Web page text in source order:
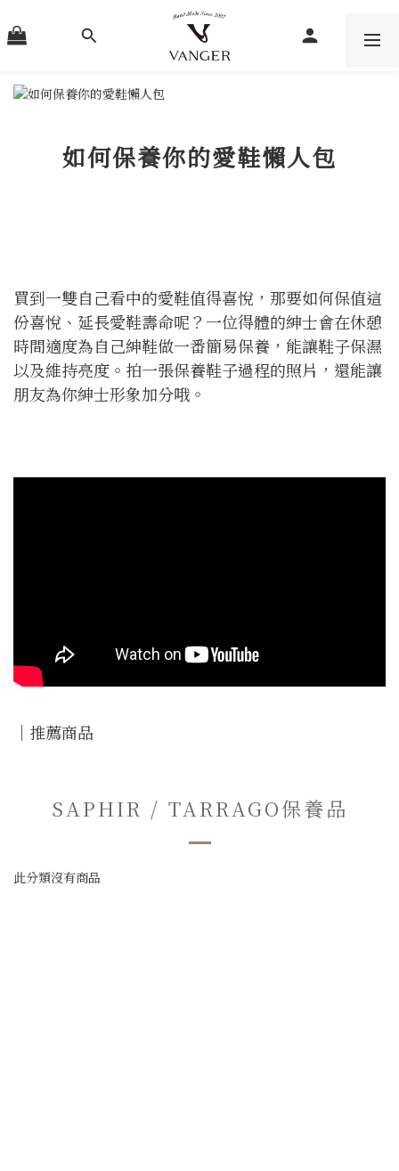
如何保養你的愛鞋懶人包
買到一雙自己看中的愛鞋值得喜悅，那要如何保值這
份喜悅、延長愛鞋壽命呢？一位得體的紳士會在休憩
時間適度為自己紳鞋做一番簡易保養，能讓鞋子保濕
以及維持亮度。拍一張保養鞋子過程的照片，還能讓
朋友為你紳士形象加分哦。
｜推薦商品
SAPHIR / TARRAGO保養品
此分類沒有商品